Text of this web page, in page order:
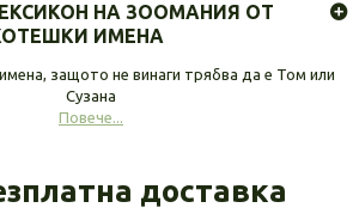
НА ЗООМАНИЯ ОТ
ИМЕНА
защото не винаги трябва да е Том или
Сузана
Повече...
доставка